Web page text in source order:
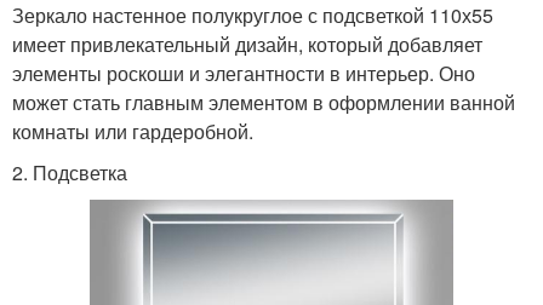
Зеркало настенное полукруглое с подсветкой 110х55
имеет привлекательный дизайн, который добавляет
элементы роскоши и элегантности в интерьер. Оно
может стать главным элементом в оформлении ванной
комнаты или гардеробной.
2. Подсветка